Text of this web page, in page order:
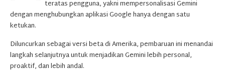
teratas pengguna, yakni mempersonalisasi Gemini
dengan menghubungkan aplikasi Google hanya dengan satu
ketukan.
Diluncurkan sebagai versi beta di Amerika, pembaruan ini menandai
langkah selanjutnya untuk menjadikan Gemini lebih personal,
proaktif, dan lebih andal.